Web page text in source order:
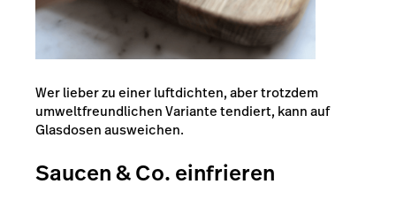
Wer lieber zu einer luftdichten, aber trotzdem
umweltfreundlichen Variante tendiert, kann auf
Glasdosen ausweichen.
Saucen & Co. einfrieren